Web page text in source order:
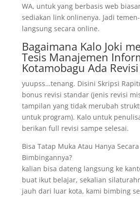
WA, untuk yang berbasis web
sediakan link onlinenya. Jadi
langsung secara online.
Bagaimana Kalo Joki
Tesis Manajemen
Kotamobagu Ada Revisi
yuupss…tenang. Disini Skripsi
bonus revisi standar (jenis revisi
tampilan yang tidak merubah
untuk program). Kalo untuk
berikan full revisi sampe selesai.
Bisa Tatap Muka Atau Hanya
Bimbingannya?
kalian bisa dateng langsung ke
buat ikut belajar, sekalian
jauh dari luar kota, kami bimbing